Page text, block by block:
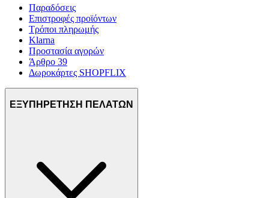
Παραδόσεις
Επιστροφές προϊόντων
Τρόποι πληρωμής
Klarna
Προστασία αγορών
Άρθρο 39
Δωροκάρτες SHOPFLIX
ΕΞΥΠΗΡΕΤΗΣΗ ΠΕΛΑΤΩΝ